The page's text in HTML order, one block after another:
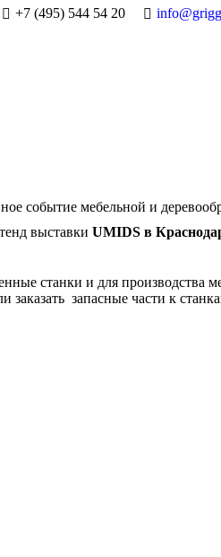
+7 (495) 544 54 20
событие мебельной и
выставки UMIDS в
станки и для производства
запасные части к